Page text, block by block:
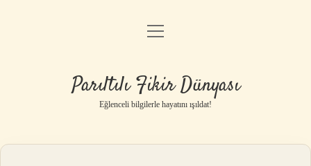
Anasayfa
Yasal Uyarı
menüyü
Parıltılı Fikir Dünyası
Eğlenceli bilgilerle hayatını ışıldat!